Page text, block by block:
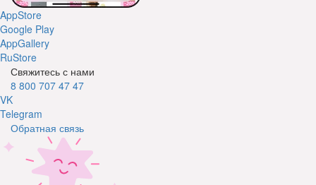
AppStore
Google Play
AppGallery
RuStore
Свяжитесь с нами
8 800 707 47 47
VK
Telegram
Обратная связь